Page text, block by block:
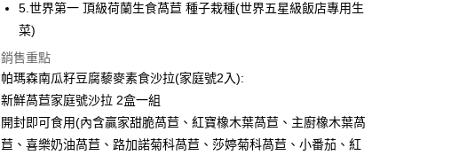
ATM付款
運送方式
宅配
每筆NT$220，滿NT$1,500(含以上)免運費
5.世界第一 頂級荷蘭生食萵苣 種子栽種(世界五星級飯店專用生
菜)
銷售重點
帕瑪森南瓜籽豆腐藜麥素食沙拉(家庭號2入):
新鮮萵苣家庭號沙拉 2盒一組
開封即可食用(內含贏家甜脆萵苣、紅寶橡木葉萵苣、主廚橡木葉萵
苣、喜樂奶油萵苣、路加諾菊科萵苣、莎婷菊科萵苣、小番茄、紅